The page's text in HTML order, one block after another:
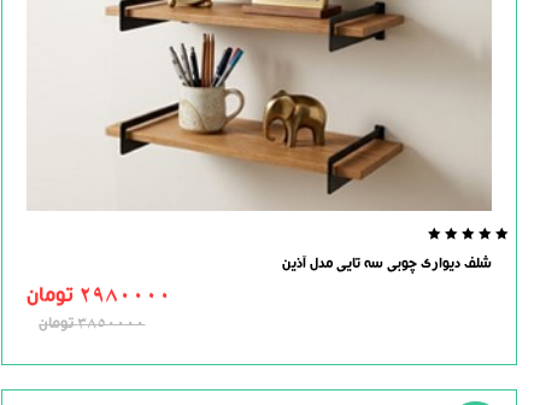
out
شلف دیواری چوبی سه تایی مدل آذین
2980000 تومان
3850000تومان